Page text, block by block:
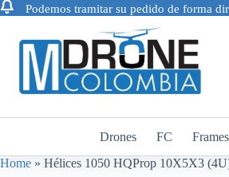
Podemos tramitar su pedido de forma
contenido
Drones FC Frames
Home » Hélices 1050 HQProp 10X5X3